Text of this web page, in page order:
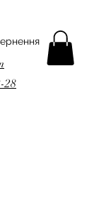
28